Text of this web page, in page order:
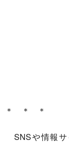
＊ ＊ ＊
SNSや情報サ